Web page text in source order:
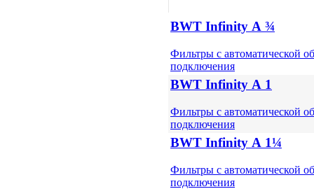
BWT Infinity А ¾
Фильтры с автоматической
подключения
BWT Infinity А 1
Фильтры с автоматической
подключения
BWT Infinity А 1¼
Фильтры с автоматической
подключения